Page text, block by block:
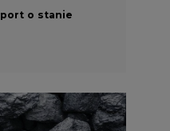
o stanie